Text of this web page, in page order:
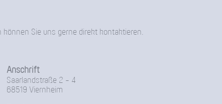
können Sie uns gerne direkt kontaktieren.
Anschrift
Saarlandstraße 2 - 4
68519 Viernheim